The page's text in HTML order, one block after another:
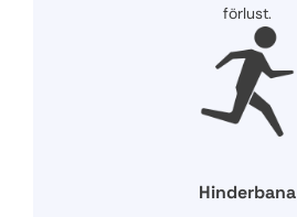
förlust.
Hinderbana